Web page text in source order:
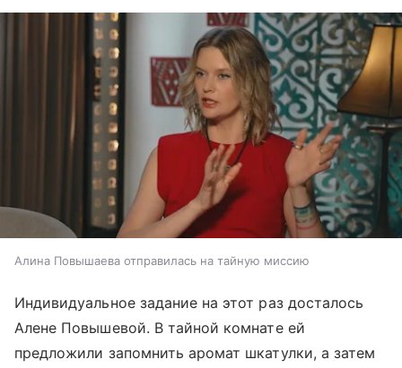
Алина Повышаева отправилась на тайную миссию
Индивидуальное задание на этот раз досталось
Алене Повышевой. В тайной комнате ей
предложили запомнить аромат шкатулки, а затем